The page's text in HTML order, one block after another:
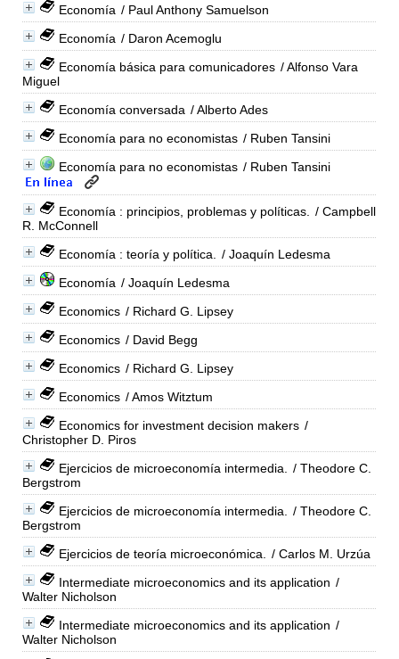
Economía / Paul Anthony Samuelson
Economía / Daron Acemoglu
Economía básica para comunicadores / Alfonso Vara
Miguel
Economía conversada / Alberto Ades
Economía para no economistas / Ruben Tansini
Economía para no economistas / Ruben Tansini
Economía : principios, problemas y políticas.
/ Campbell
R. McConnell
Economía : teoría y política.
/ Joaquín Ledesma
Economía / Joaquín Ledesma
Economics / Richard G. Lipsey
Economics / David Begg
Economics / Richard G. Lipsey
Economics / Amos Witztum
Economics for investment decision makers /
Christopher D. Piros
Ejercicios de microeconomía intermedia.
/ Theodore C.
Bergstrom
Ejercicios de microeconomía intermedia.
/ Theodore C.
Bergstrom
Ejercicios de teoría microeconómica.
/ Carlos M. Urzúa
Intermediate microeconomics and its application /
Walter Nicholson
Intermediate microeconomics and its application /
Walter Nicholson